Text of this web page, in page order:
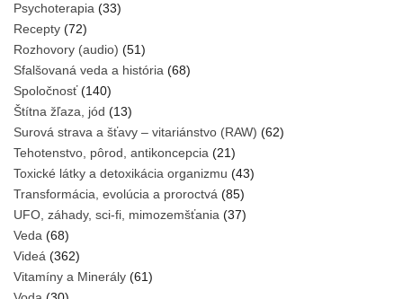
Psychoterapia (33)
Recepty (72)
Rozhovory (audio) (51)
Sfalšovaná veda a história (68)
Spoločnosť(140)
Štítna žľaza, jód (13)
Surová strava a šťavy – vitariánstvo (RAW) (62)
Tehotenstvo, pôrod, antikoncepcia (21)
Toxické látky a detoxikácia organizmu (43)
Transformácia, evolúcia a proroctvá (85)
UFO, záhady, sci-fi, mimozemšťania (37)
Veda (68)
Videá (362)
Vitamíny a Minerály (61)